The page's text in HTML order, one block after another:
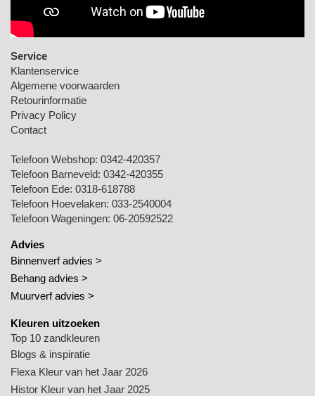
Service
Klantenservice
Algemene voorwaarden
Retourinformatie
Privacy Policy
Contact
Telefoon Webshop: 0342-420357
Telefoon Barneveld: 0342-420355
Telefoon Ede: 0318-618788
Telefoon Hoevelaken: 033-2540004
Telefoon Wageningen: 06-20592522
Advies
Binnenverf advies >
Behang advies >
Muurverf advies >
Kleuren uitzoeken
Top 10 zandkleuren
Blogs & inspiratie
Flexa Kleur van het Jaar 2026
Histor Kleur van het Jaar 2025